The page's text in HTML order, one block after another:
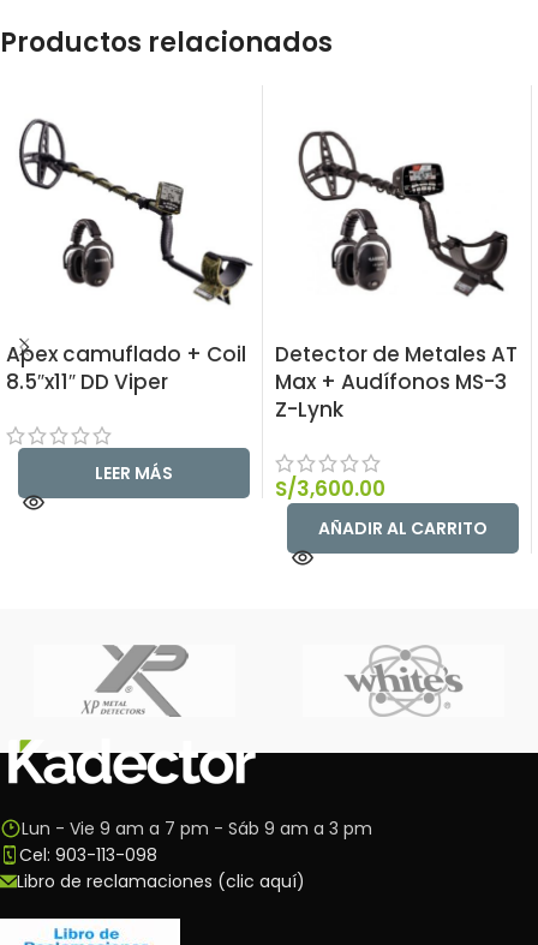
Productos relacionados
Apex camuflado + Coil
8.5″x11″ DD Viper
LEER MÁS
Detector de Metales AT
Max + Audífonos MS-3
Z-Lynk
S/3,600.00
AÑADIR AL CARRITO
Lun - Vie 9 am a 7 pm - Sáb 9 am a 3 pm
Cel: 903-113-098
Libro de reclamaciones (clic aquí)